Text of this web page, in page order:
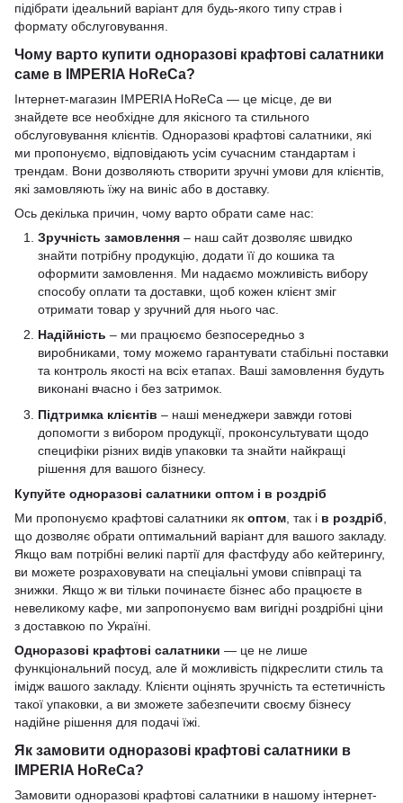
підібрати ідеальний варіант для будь-якого типу страв і
формату обслуговування.
Чому варто купити одноразові крафтові салатники
саме в IMPERIA HoReCa?
Інтернет-магазин IMPERIA HoReCa — це місце, де ви
знайдете все необхідне для якісного та стильного
обслуговування клієнтів. Одноразові крафтові салатники, які
ми пропонуємо, відповідають усім сучасним стандартам і
трендам. Вони дозволяють створити зручні умови для клієнтів,
які замовляють їжу на виніс або в доставку.
Ось декілька причин, чому варто обрати саме нас:
Зручність замовлення – наш сайт дозволяє швидко
знайти потрібну продукцію, додати її до кошика та
оформити замовлення. Ми надаємо можливість вибору
способу оплати та доставки, щоб кожен клієнт зміг
отримати товар у зручний для нього час.
Надійність – ми працюємо безпосередньо з
виробниками, тому можемо гарантувати стабільні поставки
та контроль якості на всіх етапах. Ваші замовлення будуть
виконані вчасно і без затримок.
Підтримка клієнтів – наші менеджери завжди готові
допомогти з вибором продукції, проконсультувати щодо
специфіки різних видів упаковки та знайти найкращі
рішення для вашого бізнесу.
Купуйте одноразові салатники оптом і в роздріб
Ми пропонуємо крафтові салатники як оптом , так і в роздріб
що дозволяє обрати оптимальний варіант для вашого закладу.
Якщо вам потрібні великі партії для фастфуду або кейтерингу,
ви можете розраховувати на спеціальні умови співпраці та
знижки. Якщо ж ви тільки починаєте бізнес або працюєте в
невеликому кафе, ми запропонуємо вам вигідні роздрібні ціни
з доставкою по Україні.
Одноразові крафтові салатники — це не лише
функціональний посуд, але й можливість підкреслити стиль та
імідж вашого закладу. Клієнти оцінять зручність та естетичність
такої упаковки, а ви зможете забезпечити своєму бізнесу
надійне рішення для подачі їжі.
Як замовити одноразові крафтові салатники в
IMPERIA HoReCa?
Замовити одноразові крафтові салатники в нашому інтернет-